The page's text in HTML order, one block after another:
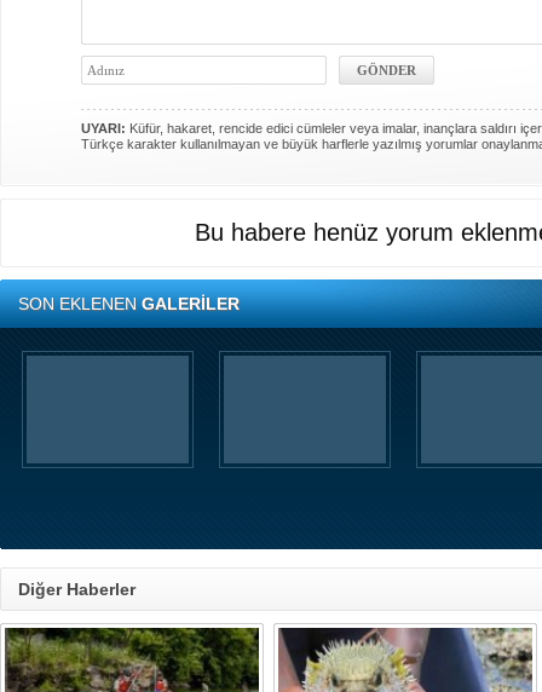
UYARI: Küfür, hakaret, rencide edici cümleler veya imalar, inançlara saldırı
Türkçe karakter kullanılmayan ve büyük harflerle yazılmış yorumlar
Bu habere henüz yorum
SON EKLENENGALERİLER
Diğer Haberler